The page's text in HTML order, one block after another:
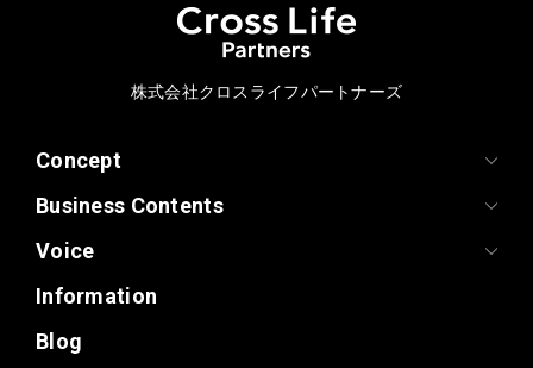
株式会社クロスライフパートナーズ
Concept
Business Contents
Voice
Information
Blog